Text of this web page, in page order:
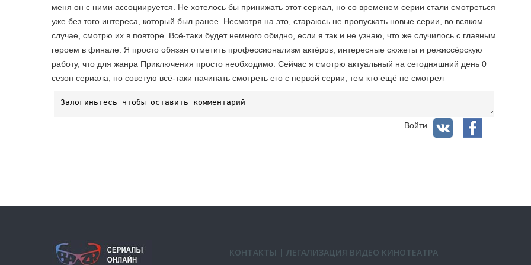
меня он с ними ассоциируется. Не хотелось бы принижать этот сериал, но со временем серии стали смотреться
уже без того интереса, который был ранее. Несмотря на это, стараюсь не пропускать новые серии, во всяком
случае, смотрю их в повторе. Всё-таки будет немного обидно, если я так и не узнаю, что же случилось с главным
героем в финале. Я просто обязан отметить профессионализм актёров, интересные сюжеты и режиссёрскую
работу, что для жанра Приключения просто необходимо. Сейчас я смотрю актуальный на сегодняшний день 0
сезон сериала, но советую всё-таки начинать смотреть его с первой серии, тем кто ещё не смотрел
Войти
КОНТАКТЫ | ЛЕГАЛИЗАЦИЯ ВИДЕО КИНОТЕАТРА